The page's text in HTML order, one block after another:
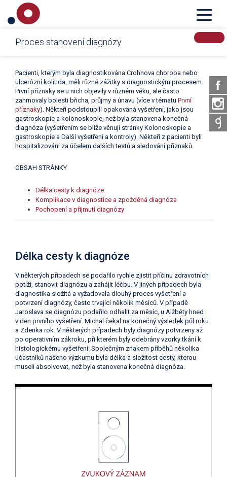
Crohnova nemoc a ulcerózní kolitida – IBD
Proces stanovení diagnózy
Pacienti, kterým byla diagnostikována Crohnova choroba nebo
ulcerózní kolitida, měli různé zážitky s diagnostickým procesem.
První příznaky se u nich objevily v různém věku, ale často
zahrnovaly bolesti břicha, průjmy a únavu (více v tématu První
příznaky). Někteří podstoupili opakovaná vyšetření, jako jsou
gastroskopie a kolonoskopie, než byla stanovena konečná
diagnóza (vyšetřením se blíže věnují stránky Kolonoskopie a
gastroskopie a Další vyšetření a kontroly). Někteří z pacienti byli
hospitalizováni za účelem dalších testů a sledování příznaků.
OBSAH STRÁNKY
Délka cesty k diagnóze
Komplikace v diagnostice a zpožděná diagnóza
Pochopení a přijmutí diagnózy
Délka cesty k diagnóze
V některých případech se podařilo rychle zjistit příčinu zdravotních
potíží, stanovit diagnózu a zahájit léčbu. V jiných případech byla
diagnostika složitá a vyžadovala dlouhý proces vyšetření a
potvrzení diagnózy, často trvající několik měsíců. V případě
Jaroslava se diagnózu podařilo odhalit za měsíc, u Alžběty hned
v den prvního vyšetření. Michal čekal na konečný výsledek půl roku
a Zdenka rok. V některých případech byly diagnózy potvrzeny až
po operativním zákroku, při kterém byly odebrány vzorky tkání k
histologickému vyšetření. Společným znakem příběhů několika
účastníků našeho výzkumu byla délka a složitost cesty, kterou
museli absolvovat, než byla stanovena konečná diagnóza.